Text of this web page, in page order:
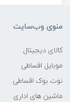
منوی وب‌سایت
کالای دیجیتال
موبایل اقساطی
نوت بوک اقساطی
ماشین های اداری